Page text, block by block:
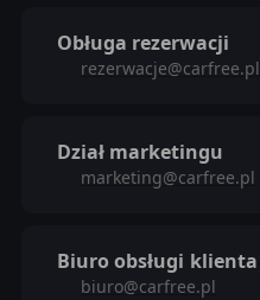
Obługa rezerwacji
rezerwacje@carfree.pl
Dział marketingu
marketing@carfree.pl
Biuro obsługi klienta
biuro@carfree.pl